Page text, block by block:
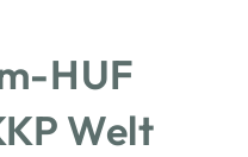
HUF
Welt